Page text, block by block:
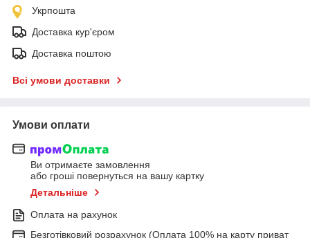
Укрпошта
Доставка кур'єром
Доставка поштою
Всі умови доставки
Умови оплати
Ви отримаєте замовлення
або гроші повернуться на вашу картку
Детальніше
Оплата на рахунок
Безготівковий розрахунок (Оплата 100% на карту приват